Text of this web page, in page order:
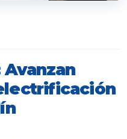
Avanzan